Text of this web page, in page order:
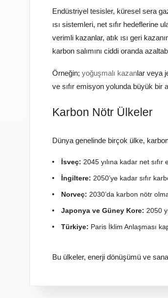
Endüstriyel tesisler, küresel sera
ısı sistemleri, net sıfır hedeflerine
verimli kazanlar, atık ısı geri
karbon salımını ciddi oranda
Örneğin; yoğuşmalı kazanlar veya
ve sıfır emisyon yolunda büyük bir
Karbon Nötr Ülkeler
Dünya genelinde birçok ülke,
İsveç: 2045 yılına kadar net sıfır
İngiltere: 2050’ye kadar sıfır
Norveç: 2030’da karbon nötr
Japonya ve Güney Kore: 2050
Türkiye: Paris İklim Anlaşması
Bu ülkeler, enerji dönüşümü ve